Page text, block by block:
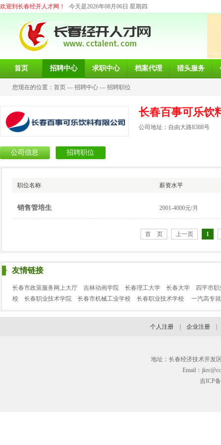
欢迎到长春经开人才网！ 今天是2026年08月06日 星期四
首页 招聘中心 求职中心 档案代理 猎头服务
您现在的位置： 首页 — 招聘中心 — 招聘职位
长春百事可乐饮
公司地址：自由大路8388号
公司信息 招聘职位
职位名称 薪资水平
销售管培生 2001-4000元/月
首 页 上一页 1
友情链接
长春市政策服务网上大厅 吉林动画学院 长春理工大学 长春大学
四平市
校
长春职业技术学院 长春市机械工业学校 长春职业技术学校 一汽高专
个人注册 企业注册
地址：长春经济技术开发
Email：
吉ICP